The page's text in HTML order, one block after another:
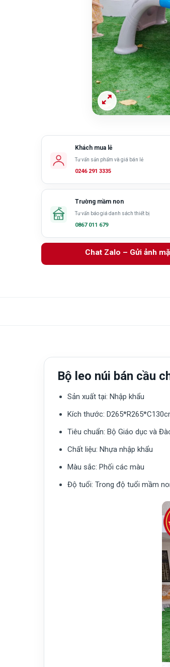
Khách mua lẻ
Tư vấn sản phẩm và giá bán lẻ
0246 291 3335
Trường mầm non
Tư vấn báo giá danh sách thiết bị
0867 011 679
Chat Zalo – Gửi ảnh
Bộ leo núi bán cầu
Sản xuất tại: Nhập khẩu
Kích thước:
Tiêu chuẩn: Bộ Giáo dục và
Chất liệu: Nhựa nhập khẩu
Màu sắc: Phối các màu
Độ tuổi: Trong độ tuổi mầm